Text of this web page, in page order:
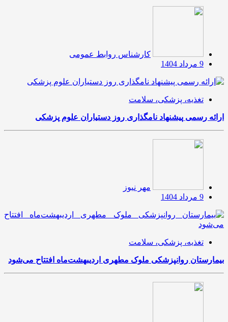
کارشناس روابط عمومی
9 مرداد 1404
تغذیه، پزشکی، سلامت
ارائه رسمی پیشنهاد نامگذاری روز دستیاران علوم پزشکی
مهر نیوز
9 مرداد 1404
تغذیه، پزشکی، سلامت
بیمارستان روانپزشکی ملوک مطهری اردیبهشت‌ماه افتتاح می‌شود